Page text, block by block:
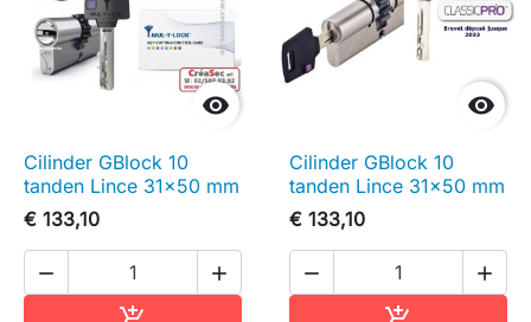

Cilinder GBlock 10
tanden Lince 31x50 mm
€ 133,10
 

Cilinder GBlock 10
tanden Lince 31x50 mm
€ 133,10
 